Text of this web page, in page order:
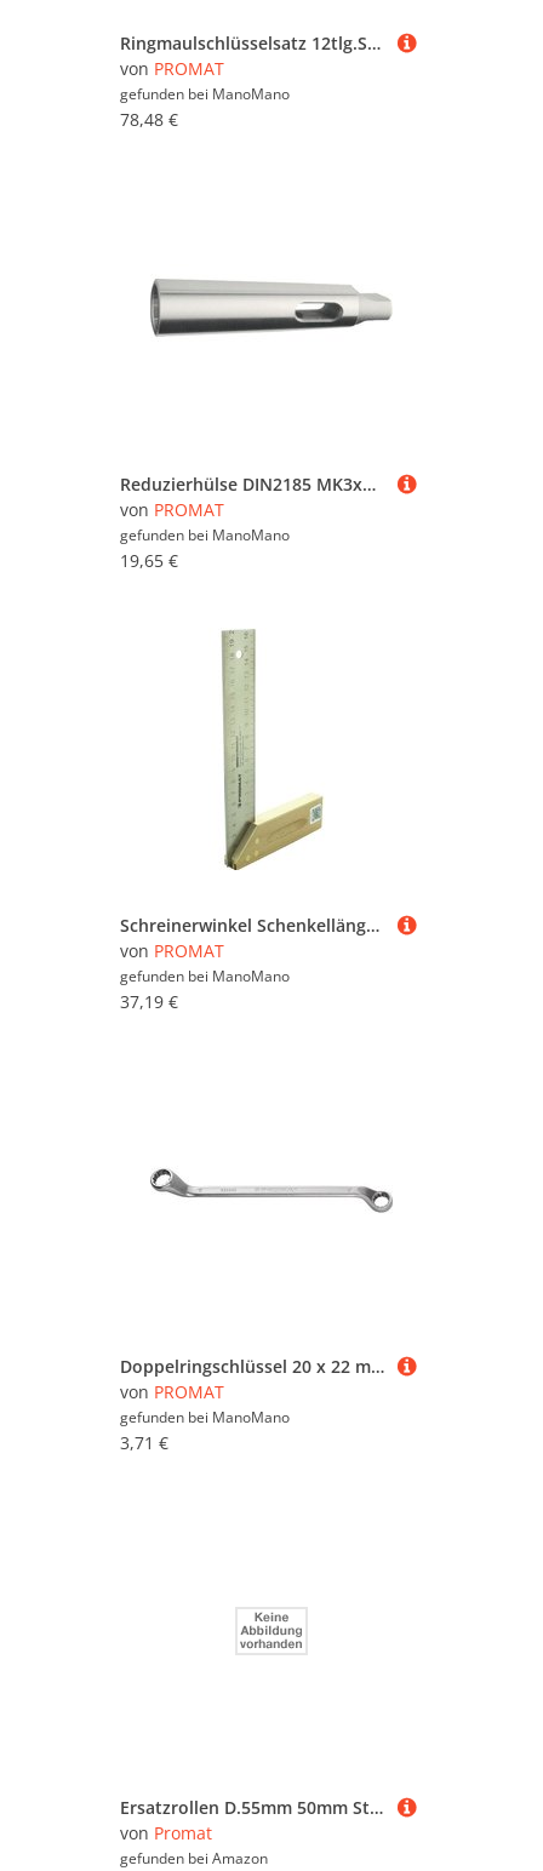
Ringmaulschlüsselsatz 12tlg.SW 10-32mm Form A CV-Stahl PROMAT
von PROMAT
gefunden bei ManoMano
78,48 €
Reduzierhülse DIN2185 MK3xMK2 gehärtet u.geschliffen
von PROMAT
gefunden bei ManoMano
19,65 €
Schreinerwinkel Schenkellänge 400 mm mit Gehrung - Promat
von PROMAT
gefunden bei ManoMano
37,19 €
Doppelringschlüssel 20 x 22 mm 318 mm tief gekröpft
von PROMAT
gefunden bei ManoMano
3,71 €
Ersatzrollen D.55mm 50mm Stahlscheiben f.Schleifscheiben-D.250-500mm PROMAT
von Promat
gefunden bei Amazon